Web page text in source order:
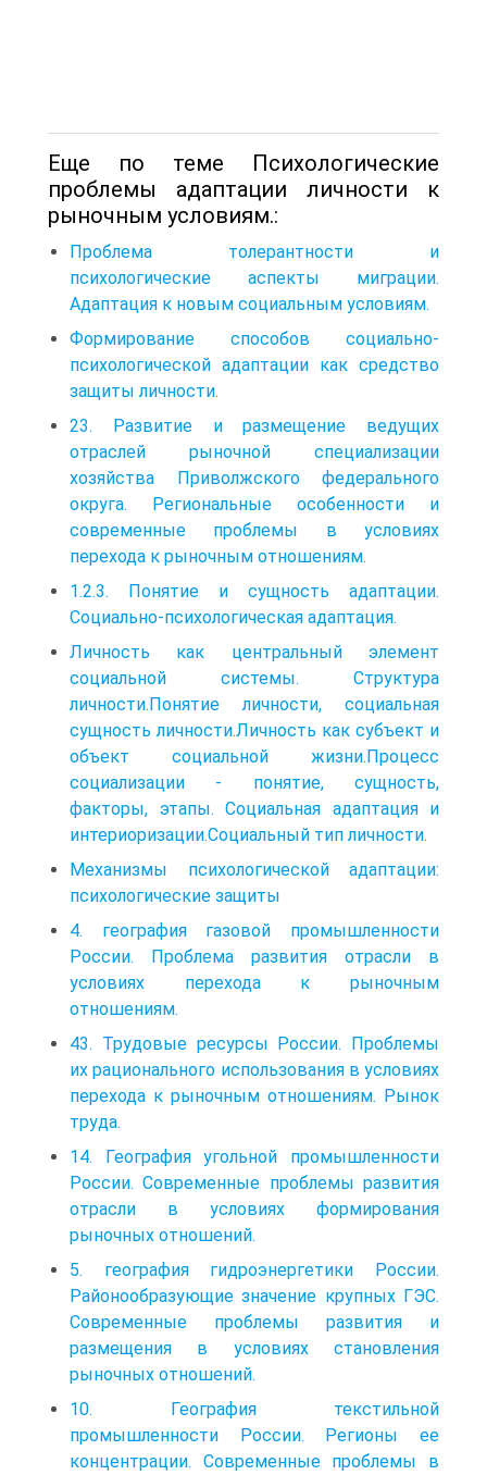
Еще по теме Психологические
проблемы адаптации личности к
рыночным условиям.:
Проблема толерантности и
психологические аспекты миграции.
Адаптация к новым социальным условиям.
Формирование способов социально-
психологической адаптации как средство
защиты личности.
23. Развитие и размещение ведущих
отраслей рыночной специализации
хозяйства Приволжского федерального
округа. Региональные особенности и
современные проблемы в условиях
перехода к рыночным отношениям.
1.2.3. Понятие и сущность адаптации.
Социально-психологическая адаптация.
Личность как центральный элемент
социальной системы. Структура
личности.Понятие личности, социальная
сущность личности.Личность как субъект и
объект социальной жизни.Процесс
социализации - понятие, сущность,
факторы, этапы. Социальная адаптация и
интериоризации.Социальный тип личности.
Механизмы психологической адаптации:
психологические защиты
4. география газовой промышленности
России. Проблема развития отрасли в
условиях перехода к рыночным
отношениям.
43. Трудовые ресурсы России. Проблемы
их рационального использования в условиях
перехода к рыночным отношениям. Рынок
труда.
14. География угольной промышленности
России. Современные проблемы развития
отрасли в условиях формирования
рыночных отношений.
5. география гидроэнергетики России.
Районообразующие значение крупных ГЭС.
Современные проблемы развития и
размещения в условиях становления
рыночных отношений.
10. География текстильной
промышленности России. Регионы ее
концентрации. Современные проблемы в